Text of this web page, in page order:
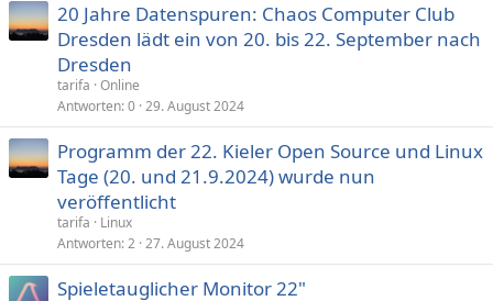
20 Jahre Datenspuren: Chaos Computer Club
Dresden lädt ein von 20. bis 22. September nach
Dresden
tarifa Online
Antworten 0 29. August 2024
Programm der 22. Kieler Open Source und Linux
Tage (20. und 21.9.2024) wurde nun
veröffentlicht
tarifa
Linux
Antworten 2 27. August 2024
Spieletauglicher Monitor 22"